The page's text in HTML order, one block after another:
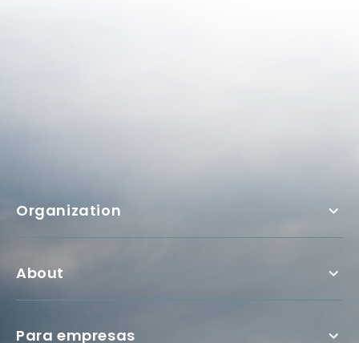
Organization
About
Para empresas